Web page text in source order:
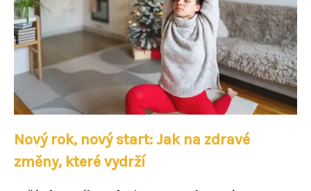
Nový rok, nový start: Jak na zdravé
změny, které vydrží